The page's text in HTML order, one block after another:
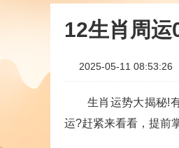
12生肖周
2025-05-11 08:53:26
生肖运势大揭秘!有
运?赶紧来看看，提前